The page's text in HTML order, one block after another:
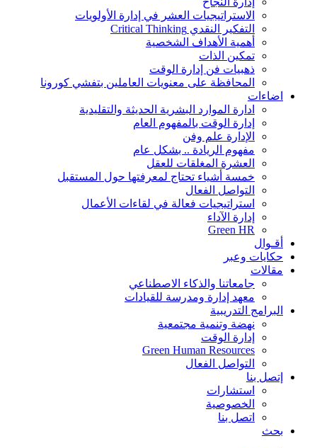
الاستراتيجيات العشر في إدارة الأولويات
التفكير النقدي Critical Thinking
أهمية الأهداف الشخصية
تمكين الذات
ذهبيات فن إدارة الوقت
المحافظة على معنويات العاملين بتفشي كورونا
اضاءات
ادارة الموارد البشرية الحديثة والتقليدية
إدارة الوقت بالمفهوم العام
الإدارة علم وفن
مفهوم الريادة .. بشكل عام
العشرة المغلقات للعقل
خمسة أشياء تحتاج لمعرفتها حول المستقبل
التواصل الفعال
استراتيجيات فعالة في لقاءات الأعمال
إدارة الآداء
Green HR
أقـوال
حكايات وعبر
مقالات
جامعاتنا والذكاء الاصطناعي
معهد إدارة ومدرسة للقيادات
البرامج التدريبية
نهضة وتنمية مجتمعية
إدارة الوقت
Green Human Resources
التواصل الفعال
إتصل بنا
استشارات
الخصوصية
اتصل بنا
بحث